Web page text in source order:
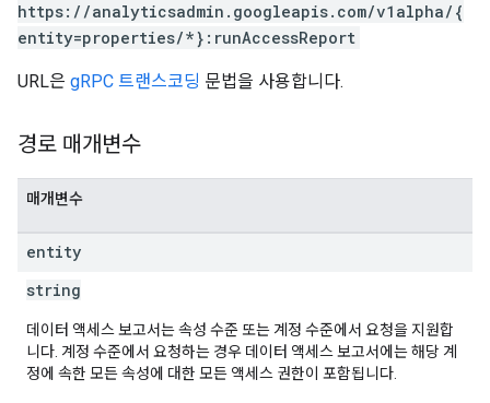
https://analyticsadmin.googleapis.com/v1alpha/{
entity=properties/*}:runAccessReport
URL은 gRPC 트랜스코딩 문법을 사용합니다.
경로 매개변수
매개변수
entity
string
데이터 액세스 보고서는 속성 수준 또는 계정 수준에서 요청을 지원합
니다. 계정 수준에서 요청하는 경우 데이터 액세스 보고서에는 해당 계
정에 속한 모든 속성에 대한 모든 액세스 권한이 포함됩니다.